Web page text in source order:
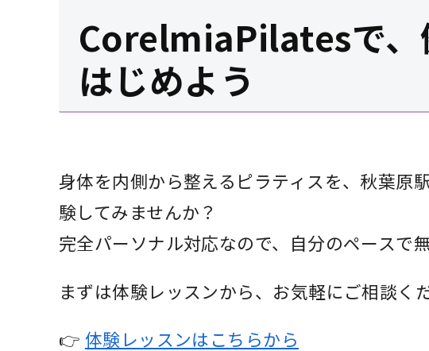
CorelmiaPilatesで、
はじめよう
身体を内側から整えるピラティスを、秋葉原
験してみませんか？
完全パーソナル対応なので、自分のペースで
まずは体験レッスンから、お気軽にご相談く
👉 体験レッスンはこちらから